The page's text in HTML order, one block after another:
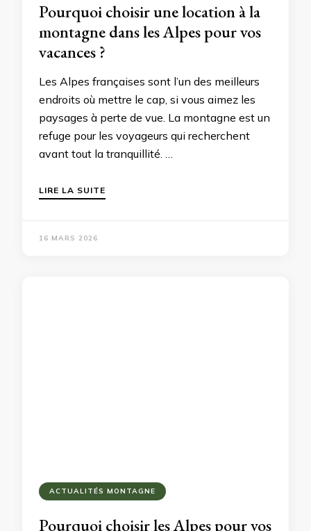
Pourquoi choisir une location à la
montagne dans les Alpes pour vos
vacances ?
Les Alpes françaises sont l’un des meilleurs
endroits où mettre le cap, si vous aimez les
paysages à perte de vue. La montagne est un
refuge pour les voyageurs qui recherchent
avant tout la tranquillité. …
LIRE LA SUITE
16 MARS 2026
ACTUALITÉS MONTAGNE
Pourquoi choisir les Alpes pour vos